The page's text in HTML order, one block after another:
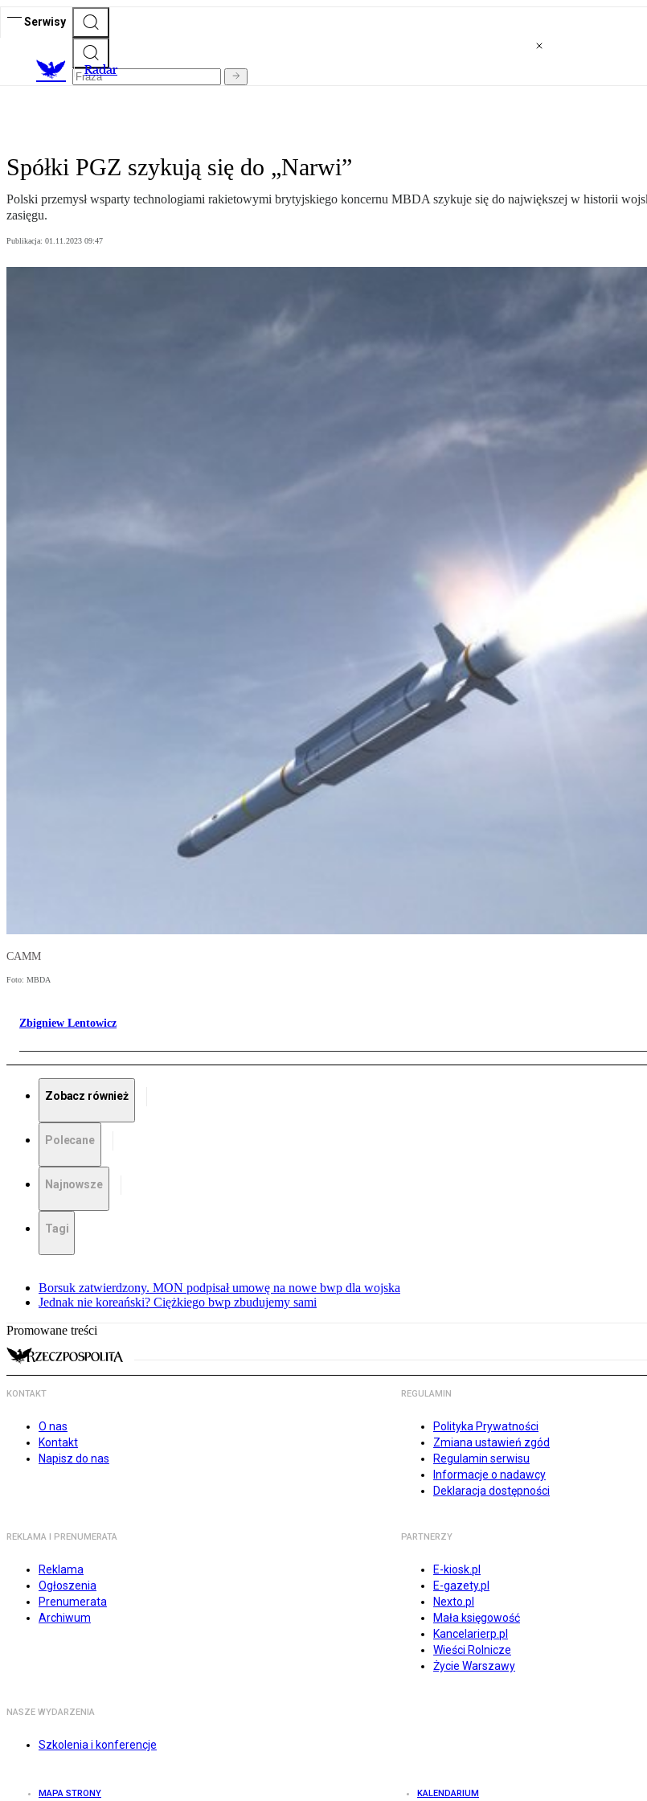
Serwisy
Radar
Spółki PGZ szykują się do „Narwi”
Polski przemysł wsparty technologiami rakietowymi brytyjskiego koncernu MBDA szykuje się do największej w historii
zasięgu.
Publikacja: 01.11.2023 09:47
CAMM
Foto: MBDA
Zbigniew Lentowicz
Zobacz również
Polecane
Najnowsze
Tagi
Borsuk zatwierdzony. MON podpisał umowę na nowe bwp dla wojska
Jednak nie koreański? Ciężkiego bwp zbudujemy sami
Promowane treści
KONTAKT
O nas
Kontakt
Napisz do nas
REGULAMIN
Polityka Prywatności
Zmiana ustawień zgód
Regulamin serwisu
Informacje o nadawcy
Deklaracja dostępności
REKLAMA I PRENUMERATA
Reklama
Ogłoszenia
Prenumerata
Archiwum
PARTNERZY
E-kiosk.pl
E-gazety.pl
Nexto.pl
Mała księgowość
Kancelarierp.pl
Wieści Rolnicze
Życie Warszawy
NASZE WYDARZENIA
Szkolenia i konferencje
MAPA STRONY KALENDARIUM